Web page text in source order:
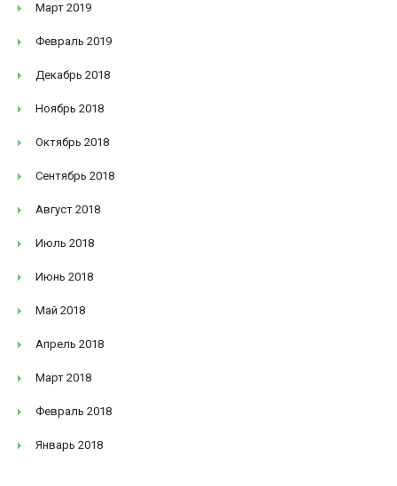
Март 2019
Февраль 2019
Декабрь 2018
Ноябрь 2018
Октябрь 2018
Сентябрь 2018
Август 2018
Июль 2018
Июнь 2018
Май 2018
Апрель 2018
Март 2018
Февраль 2018
Январь 2018